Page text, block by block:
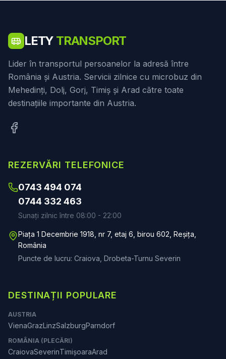
LETY TRANSPORT
Lider în transportul persoanelor la adresă între
România și Austria. Servicii zilnice cu microbuz din
Mehedinți, Dolj, Gorj, Timiș și Arad către toate
destinațiile importante din Austria.
REZERVĂRI TELEFONICE
0743 494 074
0744 332 463
Sunați zilnic între 08:00 - 22:00
Piața 1 Decembrie 1918, nr 7, etaj 6, birou 602, Reșița,
România
Puncte de lucru: Craiova, Drobeta-Turnu Severin
DESTINAȚII POPULARE
AUSTRIA
VienaGrazLinzSalzburgParndorf
ROMÂNIA (PLECĂRI)
CraiovaSeverinTimișoaraArad